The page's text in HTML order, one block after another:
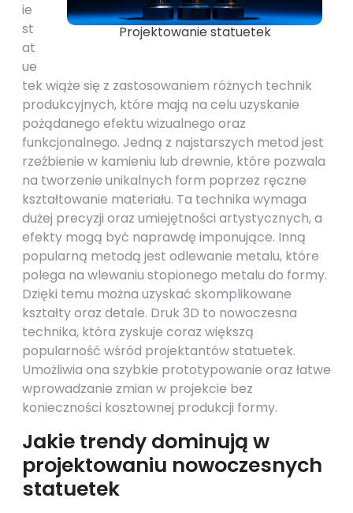
Projektowanie statuetek
ie
st
at
ue
tek wiąże się z zastosowaniem różnych technik
produkcyjnych, które mają na celu uzyskanie
pożądanego efektu wizualnego oraz
funkcjonalnego. Jedną z najstarszych metod jest
rzeźbienie w kamieniu lub drewnie, które pozwala
na tworzenie unikalnych form poprzez ręczne
kształtowanie materiału. Ta technika wymaga
dużej precyzji oraz umiejętności artystycznych, a
efekty mogą być naprawdę imponujące. Inną
popularną metodą jest odlewanie metalu, które
polega na wlewaniu stopionego metalu do formy.
Dzięki temu można uzyskać skomplikowane
kształty oraz detale. Druk 3D to nowoczesna
technika, która zyskuje coraz większą
popularność wśród projektantów statuetek.
Umożliwia ona szybkie prototypowanie oraz łatwe
wprowadzanie zmian w projekcie bez
konieczności kosztownej produkcji formy.
Jakie trendy dominują w
projektowaniu nowoczesnych
statuetek